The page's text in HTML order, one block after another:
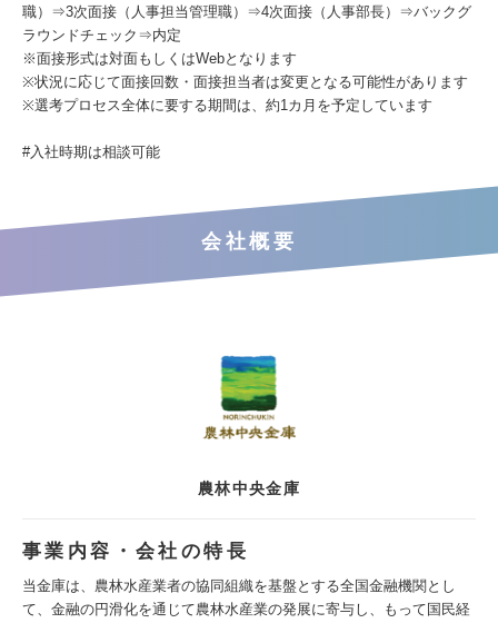
職）⇒3次面接（人事担当管理職）⇒4次面接（人事部長）⇒バックグ
ラウンドチェック⇒内定
※面接形式は対面もしくはWebとなります
※状況に応じて面接回数・面接担当者は変更となる可能性があります
※選考プロセス全体に要する期間は、約1カ月を予定しています
#⼊社時期は相談可能
会社概要
農林中央金庫
事業内容・会社の特長
当金庫は、農林水産業者の協同組織を基盤とする全国金融機関とし
て、金融の円滑化を通じて農林水産業の発展に寄与し、もって国民経